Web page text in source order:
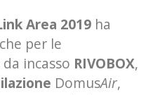
Area 2019 ha
per le
incasso RIVOBOX,
DomusAir,